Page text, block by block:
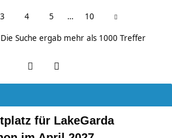
3 4 5 … 10
Die Suche ergab mehr als 1000 Treffer
für LakeGarda